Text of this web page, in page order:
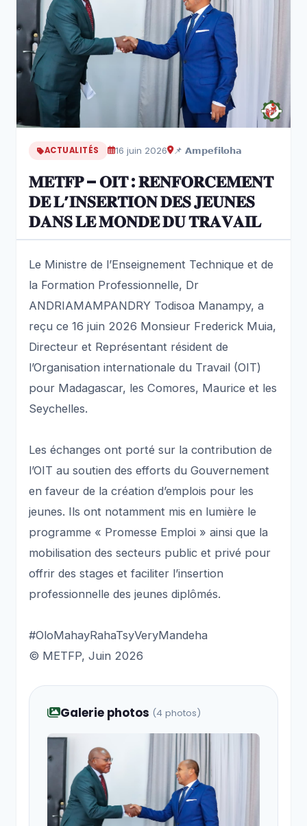
ACTUALITÉS 16 juin 2026 📌 𝗔𝗺𝗽𝗲𝗳𝗶𝗹𝗼𝗵𝗮
𝐌𝐄𝐓𝐅𝐏 – 𝐎𝐈𝐓 : 𝐑𝐄𝐍𝐅𝐎𝐑𝐂𝐄𝐌𝐄𝐍𝐓
𝐃𝐄 𝐋’𝐈𝐍𝐒𝐄𝐑𝐓𝐈𝐎𝐍 𝐃𝐄𝐒 𝐉𝐄𝐔𝐍𝐄𝐒
𝐃𝐀𝐍𝐒 𝐋𝐄 𝐌𝐎𝐍𝐃𝐄 𝐃𝐔 𝐓𝐑𝐀𝐕𝐀𝐈𝐋
Le Ministre de l’Enseignement Technique et de
la Formation Professionnelle, Dr
ANDRIAMAMPANDRY Todisoa Manampy, a
reçu ce 16 juin 2026 Monsieur Frederick Muia,
Directeur et Représentant résident de
l’Organisation internationale du Travail (OIT)
pour Madagascar, les Comores, Maurice et les
Seychelles.
Les échanges ont porté sur la contribution de
l’OIT au soutien des efforts du Gouvernement
en faveur de la création d’emplois pour les
jeunes. Ils ont notamment mis en lumière le
programme « Promesse Emploi » ainsi que la
mobilisation des secteurs public et privé pour
offrir des stages et faciliter l’insertion
professionnelle des jeunes diplômés.
#OloMahayRahaTsyVeryMandeha
©️ METFP, Juin 2026
Galerie photos (4 photos)